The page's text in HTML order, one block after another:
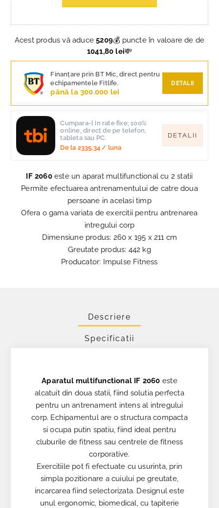
Acest produs vă aduce5209💰 puncte în valoare de de
1041,80 lei💸
Finanțare prin BT Mic, direct pentru
echipamentele Fitlife.
până la 300.000 lei
DETALII
Cumpara-l in rate fixe, 100%
online, direct de pe telefon,
tableta sau PC.
De la 2335,34 / luna
DETALII
IF 2060este un aparat multifunctional cu 2 statii
Permite efectuarea antrenamentului de catre doua
persoane in acelasi timp
Ofera o gama variata de exercitii pentru antrenarea
intregului corp
Dimensiune produs: 260 x 195 x 211 cm
Greutate produs: 442 kg
Producator: Impulse Fitness
Descriere
Specificatii
Aparatul multifunctional IF 2060 este
alcatuit din doua statii, fiind solutia perfecta
pentru un antrenament intens al intregului
corp. Echipamentul are o structura compacta
si ocupa putin spatiu, fiind ideal pentru
cluburile de fitness sau centrele de fitness
corporative.
Exercitiile pot fi efectuate cu usurinta, prin
simpla pozitionare a cuiului pe greutate,
incarcarea fiind selectorizata. Designul este
unul ergonomic, biomedical, cu tapiterie